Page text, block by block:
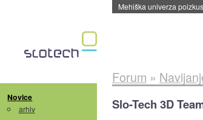
Evropska vesoljska
Novice
arhiv
Forum »
Slo-Tech 3D